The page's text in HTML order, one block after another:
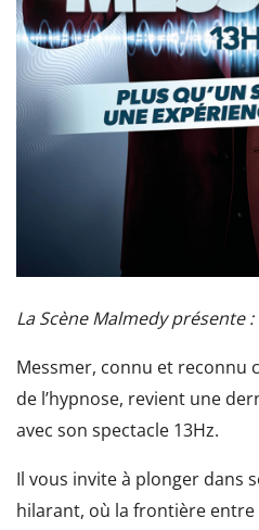
La Scène Malmedy présente
Messmer, connu et reconnu
de l’hypnose, revient une
avec son spectacle 13Hz.
Il vous invite à plonger dans
hilarant, où la frontière entre